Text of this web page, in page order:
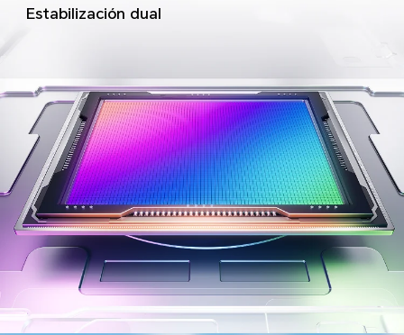
Estabilización dual